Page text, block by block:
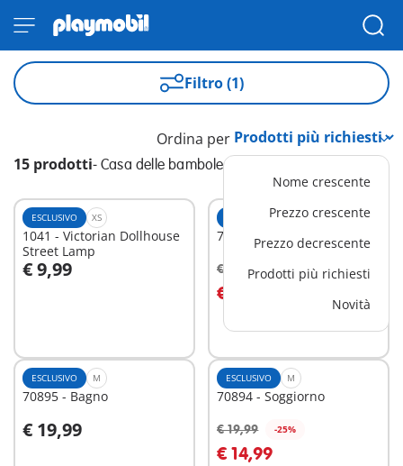
Filtro (1)
15 prodotti- Casa delle bambole nostalgica
Ordina per
Nome crescente
Prezzo crescente
Prezzo decrescente
Prodotti più richiesti
Novità
ESCLUSIVO XS
1041 - Victorian Dollhouse
Street Lamp
€ 9,99
Aggiungi al carrello
ESCLUSIVO M
70938 - Veicolo d'epoca 2
€ 34,99 -25%
€ 26,24
Aggiungi al carrello
ESCLUSIVO M
70895 - Bagno
€ 19,99
Aggiungi al carrello
ESCLUSIVO M
70894 - Soggiorno
€ 19,99 -25%
€ 14,99
Aggiungi al carrello